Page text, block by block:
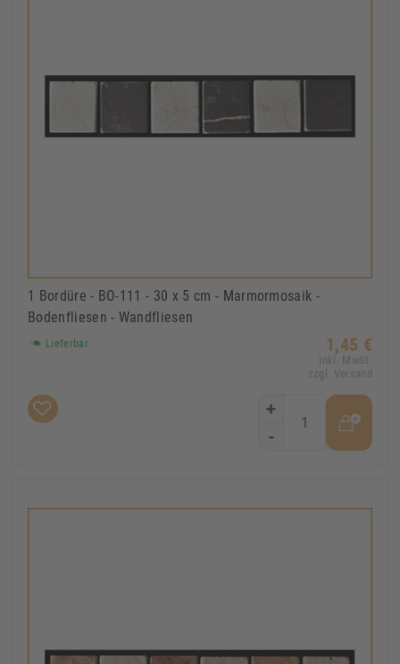
1 Bordüre - BO-111 - 30 x 5 cm - Marmormosaik -
Bodenfliesen - Wandfliesen
Lieferbar 1,45 €
Inkl. MwSt.
zzgl. Versand
+
-